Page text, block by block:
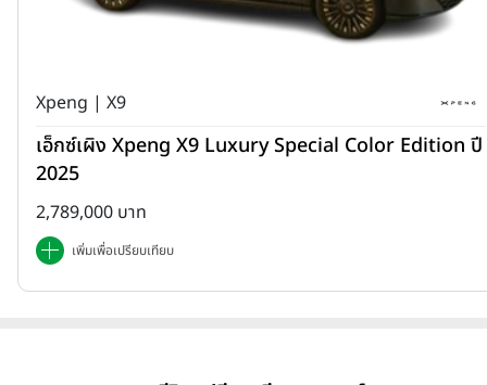
Xpeng | X9
เอ็กซ์เผิง Xpeng X9 Luxury Special Color Edition ปี
2025
2,789,000 บาท
เพิ่มเพื่อเปรียบเทียบ